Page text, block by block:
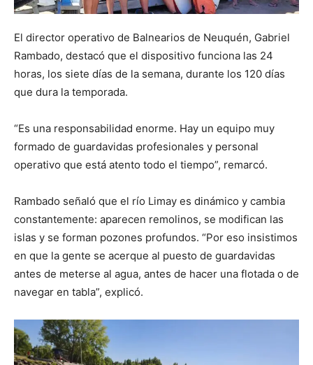
El director operativo de Balnearios de Neuquén, Gabriel
Rambado, destacó que el dispositivo funciona las 24
horas, los siete días de la semana, durante los 120 días
que dura la temporada.
“Es una responsabilidad enorme. Hay un equipo muy
formado de guardavidas profesionales y personal
operativo que está atento todo el tiempo”, remarcó.
Rambado señaló que el río Limay es dinámico y cambia
constantemente: aparecen remolinos, se modifican las
islas y se forman pozones profundos. “Por eso insistimos
en que la gente se acerque al puesto de guardavidas
antes de meterse al agua, antes de hacer una flotada o de
navegar en tabla”, explicó.